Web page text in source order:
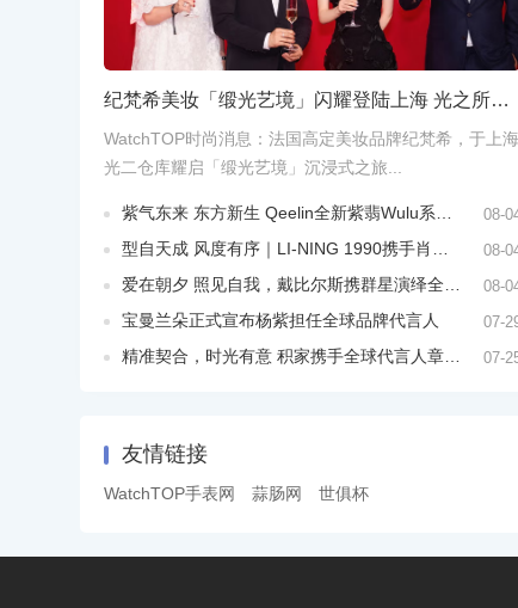
纪梵希美妆「缎光艺境」闪耀登陆上海 光之所引，本色自现
WatchTOP时尚消息：法国高定美妆品牌纪梵希，于上海
光二仓库耀启「缎光艺境」沉浸式之旅...
紫气东来 东方新生 Qeelin全新紫翡Wulu系列上市 08-
型自天成 风度有序｜LI-NING 1990携手肖战呈献CLUB俱乐部系列 08-
爱在朝夕 照见自我，戴比尔斯携群星演绎全新七夕广告大片 08-
宝曼兰朵正式宣布杨紫担任全球品牌代言人 07-
精准契合，时光有意 积家携手全球代言人章子怡演绎全新广告形象 彰显RENDEZ-VOUS约会系列的永恒魅力 07-
友情链接
WatchTOP手表网 蒜肠网 世俱杯